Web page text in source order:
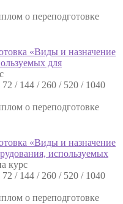
о переподготовке
«Виды и назначение
для
72 / 144 / 260 / 520 / 1040
о переподготовке
«Виды и назначение
используемых
курс
72 / 144 / 260 / 520 / 1040
о переподготовке